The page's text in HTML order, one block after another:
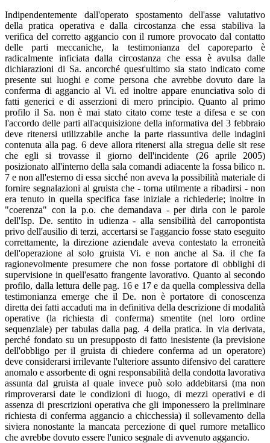
Indipendentemente dall'operato spostamento dell'asse valutativo
della pratica operativa e dalla circostanza che essa stabiliva la
verifica del corretto aggancio con il rumore provocato dal contatto
delle parti meccaniche, la testimonianza del caporeparto è
radicalmente inficiata dalla circostanza che essa è avulsa dalle
dichiarazioni di Sa. ancorché quest'ultimo sia stato indicato come
presente sui luoghi e come persona che avrebbe dovuto dare la
conferma di aggancio al Vi. ed inoltre appare enunciativa solo di
fatti generici e di asserzioni di mero principio. Quanto al primo
profilo il Sa. non è mai stato citato come teste a difesa e se con
l'accordo delle parti all'acquisizione della informativa del 3 febbraio
deve ritenersi utilizzabile anche la parte riassuntiva delle indagini
contenuta alla pag. 6 deve allora ritenersi alla stregua delle sit rese
che egli si trovasse il giorno dell'incidente (26 aprile 2005)
posizionato all'interno della sala comandi adiacente la fossa bilico n.
7 e non all'esterno di essa sicché non aveva la possibilità materiale di
fornire segnalazioni al gruista che - torna utilmente a ribadirsi - non
era tenuto in quella specifica fase iniziale a richiederle; inoltre in
"coerenza" con la p.o. che demandava - per dirla con le parole
dell'Isp. De. sentito in udienza - alla sensibilità del carropontista
privo dell'ausilio di terzi, accertarsi se l'aggancio fosse stato eseguito
correttamente, la direzione aziendale aveva contestato la erroneità
dell'operazione al solo gruista Vi. e non anche al Sa. il che fa
ragionevolmente presumere che non fosse portatore di obblighi di
supervisione in quell'esatto frangente lavorativo. Quanto al secondo
profilo, dalla lettura delle pag. 16 e 17 e da quella complessiva della
testimonianza emerge che il De. non è portatore di conoscenza
diretta dei fatti accaduti ma in definitiva della descrizione di modalità
operative (la richiesta di conferma) smentite (nel loro ordine
sequenziale) per tabulas dalla pag. 4 della pratica. In via derivata,
perché fondato su un presupposto di fatto inesistente (la previsione
dell'obbligo per il gruista di chiedere conferma ad un operatore)
deve considerarsi irrilevante l'ulteriore assunto difensivo del carattere
anomalo e assorbente di ogni responsabilità della condotta lavorativa
assunta dal gruista al quale invece può solo addebitarsi (ma non
rimproverarsi date le condizioni di luogo, di mezzi operativi e di
assenza di prescrizioni operativa che gli imponessero la preliminare
richiesta di conferma aggancio a chicchessia) il sollevamento della
siviera nonostante la mancata percezione di quel rumore metallico
che avrebbe dovuto essere l'unico segnale di avvenuto aggancio.